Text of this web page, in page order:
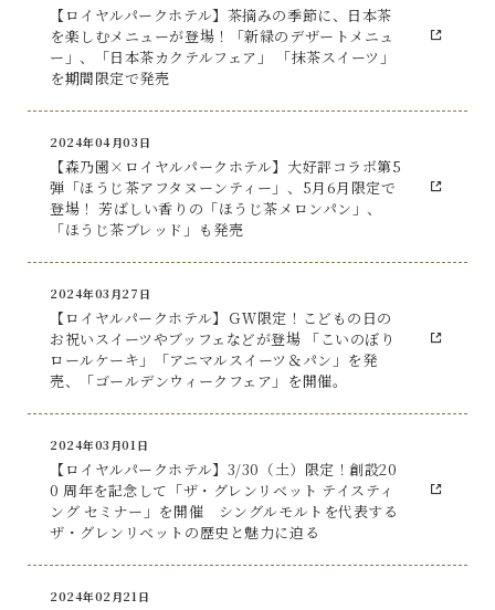
【ロイヤルパークホテル】茶摘みの季節に、日本茶
を楽しむメニューが登場！「新緑のデザートメニュ
ー」、「日本茶カクテルフェア」 「抹茶スイーツ」
を期間限定で発売
2024年04月03日
【森乃園×ロイヤルパークホテル】大好評コラボ第5
弾「ほうじ茶アフタヌーンティー」、5月6月限定で
登場！ 芳ばしい香りの「ほうじ茶メロンパン」、
「ほうじ茶ブレッド」も発売
2024年03月27日
【ロイヤルパークホテル】ＧＷ限定！こどもの日の
お祝いスイーツやブッフェなどが登場 「こいのぼり
ロールケーキ」「アニマルスイーツ＆パン」を発
売、「ゴールデンウィークフェア」を開催。
2024年03月01日
【ロイヤルパークホテル】3/30（土）限定！創設20
0 周年を記念して「ザ・グレンリベット テイスティ
ング セミナー」を開催 シングルモルトを代表する
ザ・グレンリベットの歴史と魅力に迫る
2024年02月21日